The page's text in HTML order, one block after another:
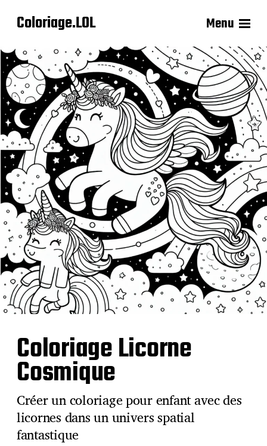
Coloriage.LOL Menu
Coloriage Licorne
Cosmique
Créer un coloriage pour enfant avec des
licornes dans un univers spatial
fantastique